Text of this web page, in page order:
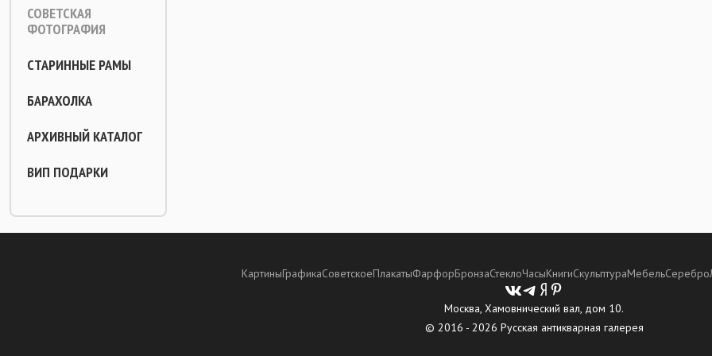
СОВЕТСКАЯ
ФОТОГРАФИЯ
СТАРИННЫЕ РАМЫ
БАРАХОЛКА
АРХИВНЫЙ КАТАЛОГ
ВИП ПОДАРКИ
КартиныГрафикаСоветскоеПлакатыФарфорБронзаСтеклоЧасыКнигиСкульптураМебельСеребро
Москва, Хамовнический вал, дом 10.
© 2016 - 2026 Русская антикварная галерея